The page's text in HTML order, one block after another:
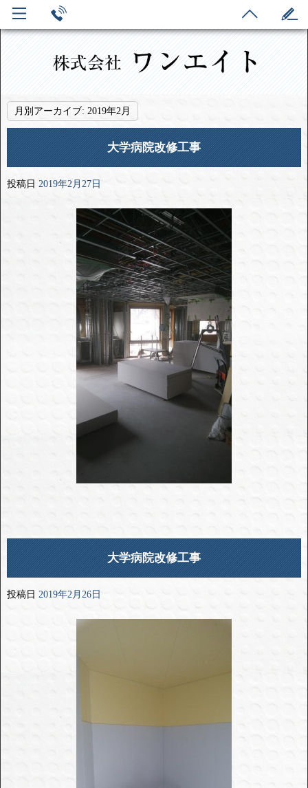
月別アーカイブ: 2019年2月
大学病院改修工事
投稿日 2019年2月27日
大学病院改修工事
投稿日 2019年2月26日